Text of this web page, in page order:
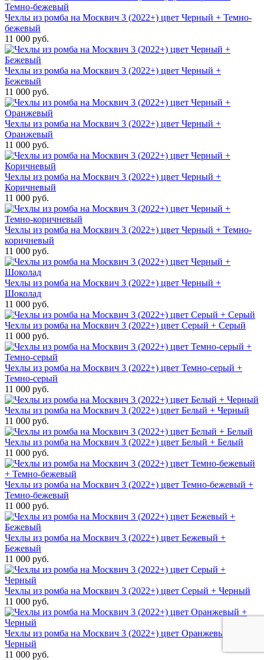
Чехлы из ромба на Москвич 3 (2022+) цвет Черный + Темно-
бежевый
11 000 руб.
Чехлы из ромба на Москвич 3 (2022+) цвет Черный +
Бежевый
11 000 руб.
Чехлы из ромба на Москвич 3 (2022+) цвет Черный +
Оранжевый
11 000 руб.
Чехлы из ромба на Москвич 3 (2022+) цвет Черный +
Коричневый
11 000 руб.
Чехлы из ромба на Москвич 3 (2022+) цвет Черный + Темно-
коричневый
11 000 руб.
Чехлы из ромба на Москвич 3 (2022+) цвет Черный +
Шоколад
11 000 руб.
Чехлы из ромба на Москвич 3 (2022+) цвет Серый + Серый
11 000 руб.
Чехлы из ромба на Москвич 3 (2022+) цвет Темно-серый +
Темно-серый
11 000 руб.
Чехлы из ромба на Москвич 3 (2022+) цвет Белый + Черный
11 000 руб.
Чехлы из ромба на Москвич 3 (2022+) цвет Белый + Белый
11 000 руб.
Чехлы из ромба на Москвич 3 (2022+) цвет Темно-бежевый +
Темно-бежевый
11 000 руб.
Чехлы из ромба на Москвич 3 (2022+) цвет Бежевый +
Бежевый
11 000 руб.
Чехлы из ромба на Москвич 3 (2022+) цвет Серый + Черный
11 000 руб.
Чехлы из ромба на Москвич 3 (2022+) цвет Оранжевый +
Черный
11 000 руб.